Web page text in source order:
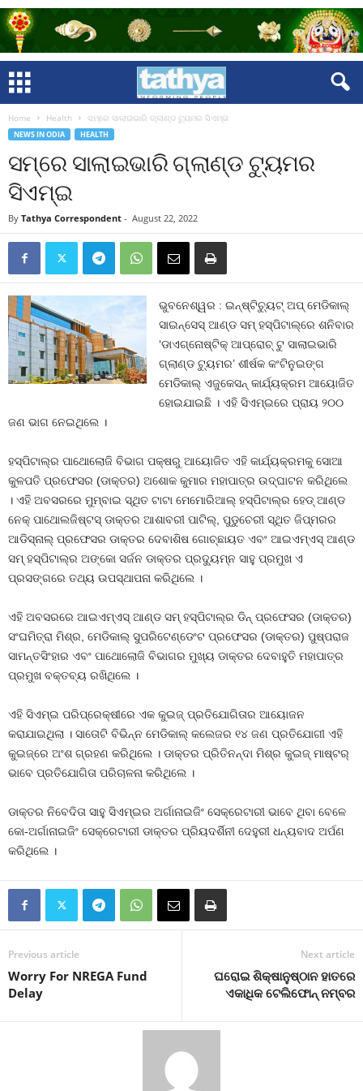
Home Health ସମ୍‌ରେ ସାଲାଇଭାରି ଗ୍ଲାଣ୍ଡ ଟ୍ୟୁମର ସିଏମ୍‌ଇ
NEWS IN ODIA HEALTH
ସମ୍‌ରେ ସାଲାଇଭାରି ଗ୍ଲାଣ୍ଡ ଟ୍ୟୁମର
ସିଏମ୍‌ଇ
By Tathya Correspondent - August 22, 2022
ଭୁବନେଶ୍ୱର : ଇନ୍‌ଷ୍ଟିଚ୍ୟୁଟ୍ ଅପ୍ ମେଡିକାଲ୍
ସାଇନ୍‌ସେସ୍ ଆଣ୍ଡ ସମ୍ ହସ୍ପିଟାଲ୍‌ରେ ଶନିବାର
‘ଡାଏଗ୍ନୋଷ୍ଟିକ୍ ଆପ୍ରୋଚ୍ ଟୁ ସାଲାଇଭାରି
ଗ୍ଲାଣ୍ଡ ଟ୍ୟୁମର’ ଶୀର୍ଷକ କଂଟିନୁଇଙ୍ଗ
ମେଡିକାଲ୍ ଏଜୁକେସନ୍ କାର୍ଯ୍ୟକ୍ରମ ଆୟୋଜିତ
ହୋଇଯାଇଛି । ଏହି ସିଏମ୍‌ଇରେ ପ୍ରାୟ ୨୦୦
ଜଣ ଭାଗ ନେଇଥିଲେ ।
ହସ୍ପିଟାଲ୍‌ର ପାଥୋଲୋଜି ବିଭାଗ ପକ୍ଷରୁ ଆୟୋଜିତ ଏହି କାର୍ଯ୍ୟକ୍ରମକୁ ସୋଆ
କୁଳପତି ପ୍ରଫେସର (ଡାକ୍ତର) ଅଶୋକ କୁମାର ମହାପାତ୍ର ଉଦ୍‌ଘାଟନ କରିଥିଲେ
। ଏହି ଅବସରରେ ମୁମ୍ବାଇ ସ୍ଥିତ ଟାଟା ମେମୋରିଆଲ୍ ହସ୍ପିଟାଲ୍‌ର ହେଡ୍ ଆଣ୍ଡ
ନେକ୍ ପାଥୋଲଜିଷ୍ଟସ୍ ଡାକ୍ତର ଆଶାବରୀ ପାଟିଲ୍‌, ପୁଡୁଚେରୀ ସ୍ଥିତ ଜିପ୍‌ମରର
ଆଡିସ୍‌ନାଲ୍ ପ୍ରଫେସର ଡାକ୍ତର ଦେବାଶିଷ ଗୋଚ୍ଛାୟତ ଏବଂ ଆଇଏମ୍‌ଏସ୍ ଆଣ୍ଡ
ସମ୍ ହସ୍ପିଟାଲ୍‌ର ଅଙ୍କୋ ସର୍ଜନ ଡାକ୍ତର ପ୍ରଦ୍ୟୁମ୍ନ ସାହୁ ପ୍ରମୁଖ ଏ
ପ୍ରସଙ୍ଗରେ ତଥ୍ୟ ଉପସ୍ଥାପନା କରିଥିଲେ ।
ଏହି ଅବସରରେ ଆଇଏମ୍‌ଏସ୍ ଆଣ୍ଡ ସମ୍ ହସ୍ପିଟାଲ୍‌ର ଡିନ୍ ପ୍ରଫେସର (ଡାକ୍ତର)
ସଂଘମିତ୍ରା ମିଶ୍ର, ମେଡିକାଲ୍ ସୁପରିଟେଣ୍ଡେଂଟ ପ୍ରଫେସର (ଡାକ୍ତର) ପୁଷ୍ପରାଜ
ସାମନ୍ତସିଂହାର ଏବଂ ପାଥୋଲୋଜି ବିଭାଗର ମୁଖ୍ୟ ଡାକ୍ତର ଦେବାହୁତି ମହାପାତ୍ର
ପ୍ରମୁଖ ବକ୍ତବ୍ୟ ରଖିଥିଲେ ।
ଏହି ସିଏମ୍‌ଇ ପରିପ୍ରେକ୍ଷୀରେ ଏକ କୁଇଜ୍ ପ୍ରତିଯୋଗିତାର ଆୟୋଜନ
କରାଯାଇଥିଲା । ସାତୋଟି ବିଭିନ୍ନ ମେଡିକାଲ୍ କଲେଜର ୧୪ ଜଣ ପ୍ରତିଯୋଗୀ ଏହି
କୁଇଜ୍‌ରେ ଅଂଶ ଗ୍ରହଣ କରିଥିଲେ । ଡାକ୍ତର ପ୍ରିତିନନ୍ଦା ମିଶ୍ର କୁଇଜ୍ ମାଷ୍ଟର୍
ଭାବେ ପ୍ରତିଯୋଗିତା ପରିଚାଳନା କରିଥିଲେ ।
ଡାକ୍ତର ନିବେଦିତା ସାହୁ ସିଏମ୍‌ଇର ଅର୍ଗାନାଇଜିଂ ସେକ୍ରେଟାରୀ ଭାବେ ଥିବା ବେଳେ
କୋ-ଅର୍ଗାନାଇଜିଂ ସେକ୍ରେଟାରୀ ଡାକ୍ତର ପ୍ରିୟଦର୍ଶିନୀ ଦେହୁରୀ ଧନ୍ୟବାଦ ଅର୍ପଣ
କରିଥିଲେ ।
Previous article
Worry For NREGA Fund
Delay
Next article
ଘରୋଇ ଶିକ୍ଷାନୁଷ୍ଠାନ ହାତରେ
ଏକାଧିକ ଟେଲିଫୋନ୍‍ ନମ୍ବର